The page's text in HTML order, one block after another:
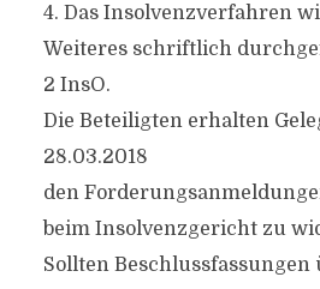
4. Das Insolvenzverfahren
Weiteres schriftlich
2 InsO.
Die Beteiligten erhalten
28.03.2018
den
beim Insolvenzgericht zu
Sollten Beschlussfassungen